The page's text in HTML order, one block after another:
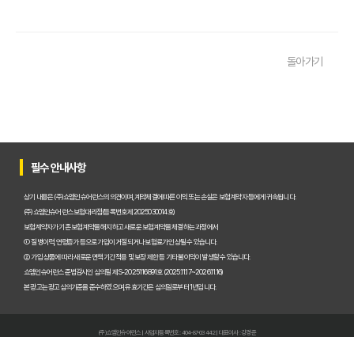
운전자보험 비교사이트 활용법: 숨겨진 혜택과 주의사항 완벽 분석
운전자보험 비교사이트 활용법, 전문가가 알려주는 숨겨진 꿀팁 대방
"나만 몰랐네?" 운전자보험 비교사이트 선택, 이것만 알면 보험료 절
"교통사고, 이제 두렵지 않아!" 운전자보험 비교, 내 상황에 맞는 최적
2025년, 운전자보험 비교사이트 똑똑하게 활용하는 5가지 방법
운전자보험 비교사이트 선택 전 반드시 알아야 할 핵심 정보 5가지
돌아가기
필수 안내사항
상기 내용은 (주)쇼엠인슈어런스의 의견이며, 계약체결에 따른 이익 또는 손실은 보험계약자 등에게 귀속됩니다.
(주)쇼엠인슈어런스 보험대리점(등록번호 제2025030014호)
보험계약자가 기존 보험계약을 해지하고 새로운 보험계약을 체결하는 과정에서
① 질병이력, 연령증가 등으로 가입이 거절되거나 보험료가 인상될 수 있습니다.
② 가입 상품에 따라 새로운 면책기간 적용 및 보장 제한 등 기타 불이익이 발생할 수 있습니다.
쇼엠인슈어런스 준법감시인 심의필 제S-2025116891호 (2025.11.17~2026.11.16)
본 광고는 광고심의기준을 준수하였으며, 유효기간은 심의일로부터 1년입니다.
(주)쇼엠인슈어런스 | 사업자등록번호 : 404-87-03442 | 대표이사 : 강경준